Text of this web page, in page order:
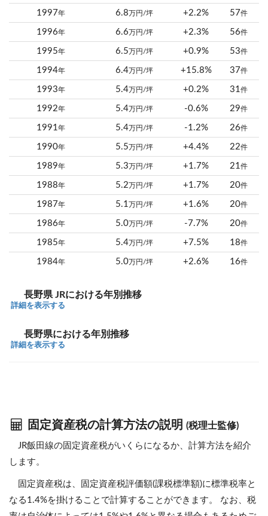
1997年 6.8万円/坪 +2.2% 57件
1996年 6.6万円/坪 +2.3% 56件
1995年 6.5万円/坪 +0.9% 53件
1994年 6.4万円/坪 +15.8% 37件
1993年 5.4万円/坪 +0.2% 31件
1992年 5.4万円/坪 -0.6% 29件
1991年 5.4万円/坪 -1.2% 26件
1990年 5.5万円/坪 +4.4% 22件
1989年 5.3万円/坪 +1.7% 21件
1988年 5.2万円/坪 +1.7% 20件
1987年 5.1万円/坪 +1.6% 20件
1986年 5.0万円/坪 -7.7% 20件
1985年 5.4万円/坪 +7.5% 18件
1984年 5.0万円/坪 +2.6% 16件
長野県 JRにおける年別推移
詳細を表示する
長野県における年別推移
詳細を表示する
固定資産税の計算方法の説明 (税理士監修)
JR飯田線の固定資産税がいくらになるか、計算方法を紹介
します。
固定資産税は、固定資産税評価額(課税標準額)に標準税率と
なる1.4%を掛けることで計算することができます。 なお、税